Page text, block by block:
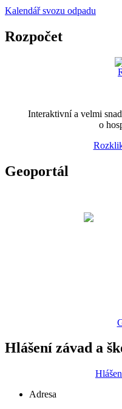
Kalendář svozu odpadu
Rozpočet
Interaktivní a velmi
o
Geoportál
Hlášení závad a
Adresa